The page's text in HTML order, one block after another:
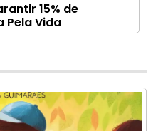
15% de
Pela Vida